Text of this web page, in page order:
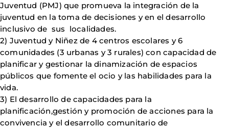
Juventud (PMJ) que promueva la integración de la
juventud en la toma de decisiones y en el desarrollo
inclusivo de sus localidades.
2) Juventud y Niñez de 4 centros escolares y 6
comunidades (3 urbanas y 3 rurales) con capacidad de
planificar y gestionar la dinamización de espacios
públicos que fomente el ocio y las habilidades para la
vida.
3) El desarrollo de capacidades para la
planificación,gestión y promoción de acciones para la
convivencia y el desarrollo comunitario de